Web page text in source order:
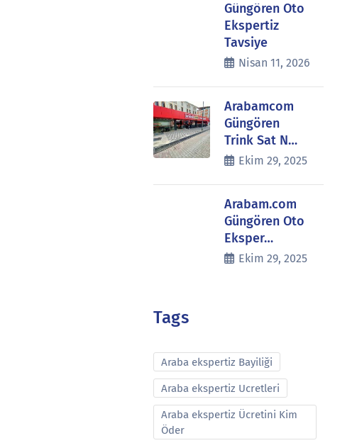
Güngören Oto
Ekspertiz
Tavsiye
Nisan 11, 2026
Arabamcom
Güngören
Trink Sat N…
Ekim 29, 2025
Arabam.com
Güngören Oto
Eksper…
Ekim 29, 2025
Tags
Araba ekspertiz Bayiliği
Araba ekspertiz Ucretleri
Araba ekspertiz Ücretini Kim
Öder